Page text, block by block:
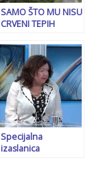
SAMO ŠTO MU NISU
CRVENI TEPIH
Tužilaštvo BiH ušao
na VIP ulaz,
“pregovori” su trajali
danima…
Specijalna
izaslanica